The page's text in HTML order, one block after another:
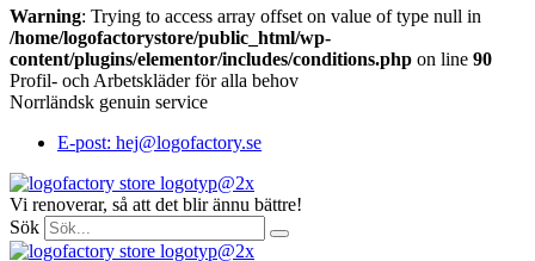
Warning: Trying to access array offset on value of type null in
/home/logofactorystore/public_html/wp-
content/plugins/elementor/includes/conditions.php on line 90
Profil- och Arbetskläder för alla behov
Norrländsk genuin service
E-post: hej@logofactory.se
Vi renoverar, så att det blir ännu bättre!
Sök